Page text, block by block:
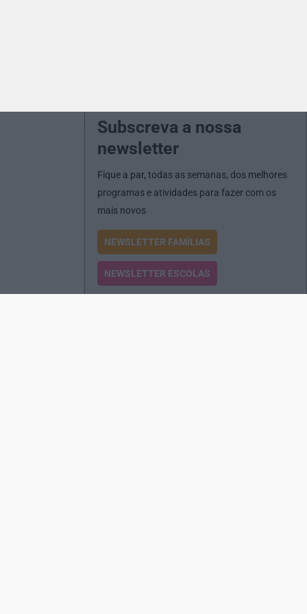
Subscreva a nossa
newsletter
Fique a par, todas as semanas, dos melhores
programas e atividades para fazer com os
mais novos
NEWSLETTER FAMÍLIAS
NEWSLETTER ESCOLAS